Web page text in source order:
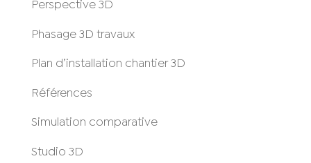
Perspective 3D
Phasage 3D travaux
Plan d’installation chantier 3D
Références
Simulation comparative
Studio 3D